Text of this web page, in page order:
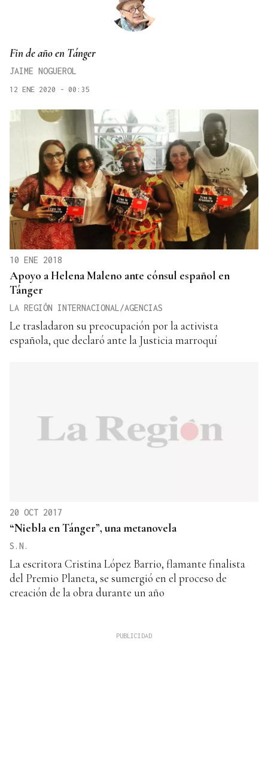
Fin de año en Tánger
JAIME NOGUEROL
12 ENE 2020 - 00:35
10 ENE 2018
Apoyo a Helena Maleno ante cónsul español en
Tánger
LA REGIÓN INTERNACIONAL/AGENCIAS
Le trasladaron su preocupación por la activista
española, que declaró ante la Justicia marroquí
20 OCT 2017
“Niebla en Tánger”, una metanovela
S.N.
La escritora Cristina López Barrio, flamante finalista
del Premio Planeta, se sumergió en el proceso de
creación de la obra durante un año